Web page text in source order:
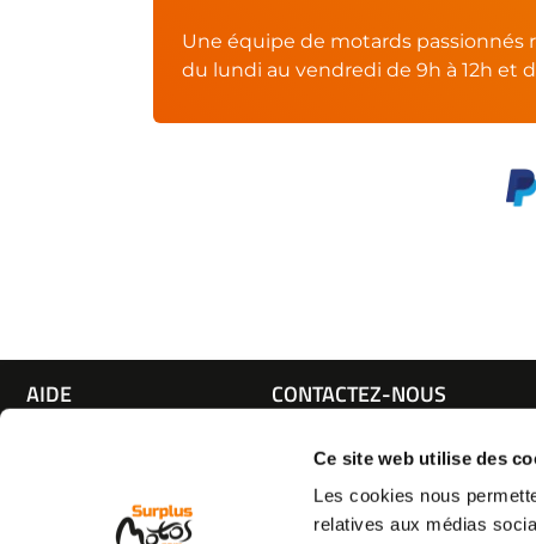
Ce site web utilise des
Les cookies nous
relatives aux médias
Une équipe de motards passionnés
du lundi au vendredi de 9h à 12h et
AIDE CONTACTEZ-NOUS
Par téléphone :05 63 42
(coût d'un appel local)